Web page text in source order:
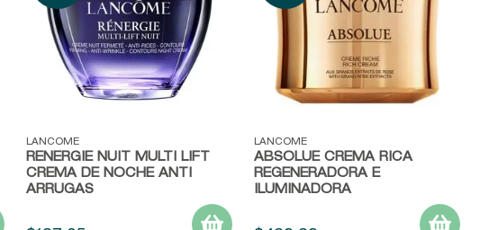
Vista rápida
LANCOME
RENERGIE NUIT MULTI LIFT
CREMA DE NOCHE ANTI
ARRUGAS
Vista rápida
LANCOME
ABSOLUE CREMA RICA
REGENERADORA E
ILUMINADORA